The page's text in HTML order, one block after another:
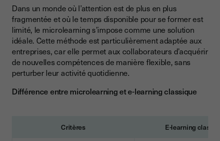
Implémenter le microlearning dans votre entreprise : bonnes
pratiques
Identifier les besoins et les objectifs de formation
Suivre et mesurer l’impact des formations
Conclusion : pourquoi adopter le microlearning dès
aujourd’hui ?
Dans un monde où l’attention est de plus en plus
fragmentée et où le temps disponible pour se former est
limité, le microlearning s’impose comme une solution
idéale. Cette méthode est particulièrement adaptée aux
entreprises, car elle permet aux collaborateurs d’acquérir
de nouvelles compétences de manière flexible, sans
perturber leur activité quotidienne.
Différence entre microlearning et e-learning classique
Critères E-learning